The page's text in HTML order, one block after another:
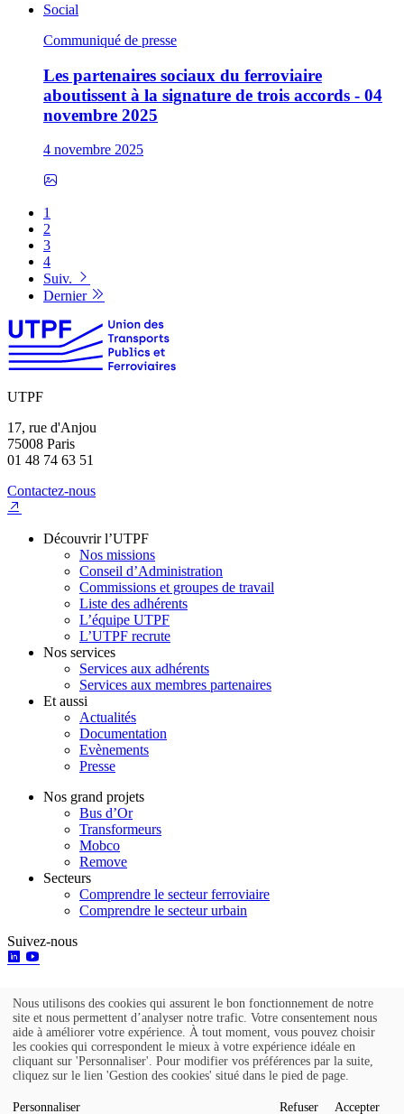
Social
Communiqué de presse
Les partenaires sociaux du ferroviaire
aboutissent à la signature de trois accords - 04
novembre 2025
4 novembre 2025
1
2
3
4
Suiv.
Dernier
UTPF
17, rue d'Anjou
75008 Paris
01 48 74 63 51
Contactez-nous
Découvrir l’UTPF
Nos missions
Conseil d’Administration
Commissions et groupes de travail
Liste des adhérents
L’équipe UTPF
L’UTPF recrute
Nos services
Services aux adhérents
Services aux membres partenaires
Et aussi
Actualités
Documentation
Evènements
Presse
Nos grand projets
Bus d’Or
Transformeurs
Mobco
Remove
Secteurs
Comprendre le secteur ferroviaire
Comprendre le secteur urbain
Suivez-nous
Go to top
Mentions légales
Gestion des cookies
Utilisation
des
données
personnelles
Nous utilisons des cookies qui assurent le bon fonctionnement de notre
site et nous permettent d’analyser notre trafic. Votre consentement nous
aide à améliorer votre expérience. À tout moment, vous pouvez choisir
les cookies qui correspondent le mieux à votre expérience idéale en
cliquant sur 'Personnaliser'. Pour modifier vos préférences par la suite,
cliquez sur le lien 'Gestion des cookies' situé dans le pied de page.
Personnaliser Refuser Accepter